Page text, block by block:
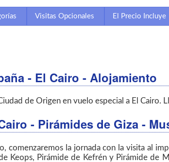
Visitas Opcionales El Precio Incluye
- El Cairo - Alojamiento
de Origen en vuelo especial a El Cairo.
- Pirámides de Giza -
comenzaremos la jornada con la visita al
Keops, Pirámide de Kefrén y Pirámide de